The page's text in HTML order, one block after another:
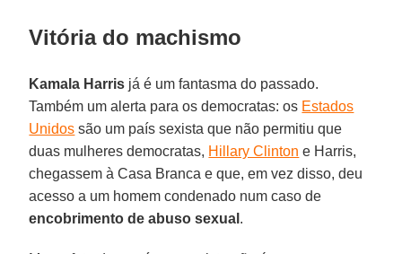
Vitória do machismo
Kamala Harris já é um fantasma do passado.
Também um alerta para os democratas: os Estados
Unidos são um país sexista que não permitiu que
duas mulheres democratas, Hillary Clinton e Harris,
chegassem à Casa Branca e que, em vez disso, deu
acesso a um homem condenado num caso de
encobrimento de abuso sexual .